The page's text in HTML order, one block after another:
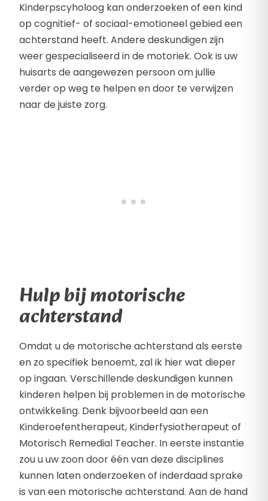
Kinderpscyholoog kan onderzoeken of een kind
op cognitief- of sociaal-emotioneel gebied een
achterstand heeft. Andere deskundigen zijn
weer gespecialiseerd in de motoriek. Ook is uw
huisarts de aangewezen persoon om jullie
verder op weg te helpen en door te verwijzen
naar de juiste zorg.
Hulp bij motorische
achterstand
Omdat u de motorische achterstand als eerste
en zo specifiek benoemt, zal ik hier wat dieper
op ingaan. Verschillende deskundigen kunnen
kinderen helpen bij problemen in de motorische
ontwikkeling. Denk bijvoorbeeld aan een
Kinderoefentherapeut, Kinderfysiotherapeut of
Motorisch Remedial Teacher. In eerste instantie
zou u uw zoon door één van deze disciplines
kunnen laten onderzoeken of inderdaad sprake
is van een motorische achterstand. Aan de hand